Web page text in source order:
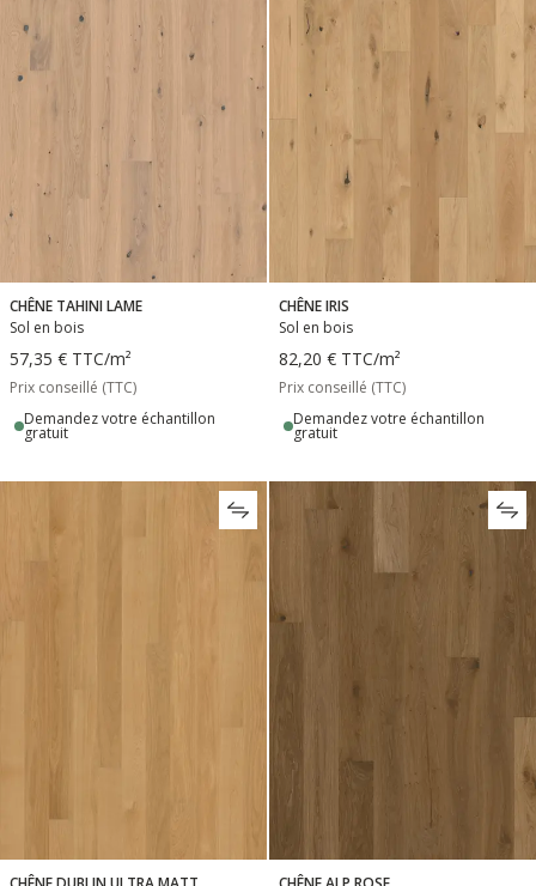
CHÊNE TAHINI LAME
Sol en bois
57,35 € TTC/m²
Prix conseillé (TTC)
Demandez votre échantillon
gratuit
CHÊNE IRIS
Sol en bois
82,20 € TTC/m²
Prix conseillé (TTC)
Demandez votre échantillon
gratuit